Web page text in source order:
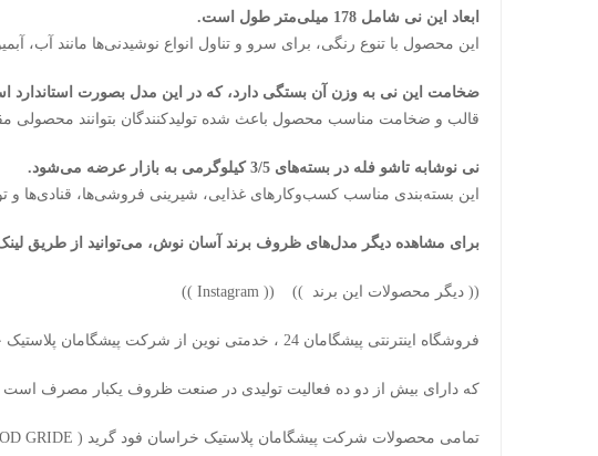
ابعاد این نی شامل 178 میلی‌متر طول است.
این محصول با تنوع رنگی، برای سرو و تناول انواع نوشیدنی‌ها مانند آب،
ضخامت این نی به وزن آن بستگی دارد، که در این مدل بصورت استاندارد
قالب و ضخامت مناسب محصول باعث شده تولیدکنندگان بتوانند محصولی
نی نوشابه تاشو فله در بسته‌های 3/5 کیلوگرمی به بازار عرضه می‌شود.
این بسته‌بندی مناسب کسب‌وکارهای غذایی، شیرینی فروشی‌ها، قنادی‌ها و
برای مشاهده دیگر مدل‌های ظروف برند آسان نوش، می‌توانید از طریق
(( دیگر محصولات این برند )) ((
Instagram
))
فروشگاه اینترنتی پیشگامان 24 ، خدمتی نوین از شرکت پیشگامان پلاستیک خراسان می باشد .
که دارای بیش از دو ده فعالیت تولیدی در صنعت ظروف یکبار مصرف است .
تمامی محصولات شرکت پیشگامان پلاستیک خراسان فود گرید ( FOOD GRIDE )